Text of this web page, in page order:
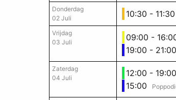
Donderdag
02 Juli
10:30 - 11:30
Vrijdag
03 Juli
09:00 -
19:00 - 21:00
Zaterdag
04 Juli
12:00 - 19:00
15:00